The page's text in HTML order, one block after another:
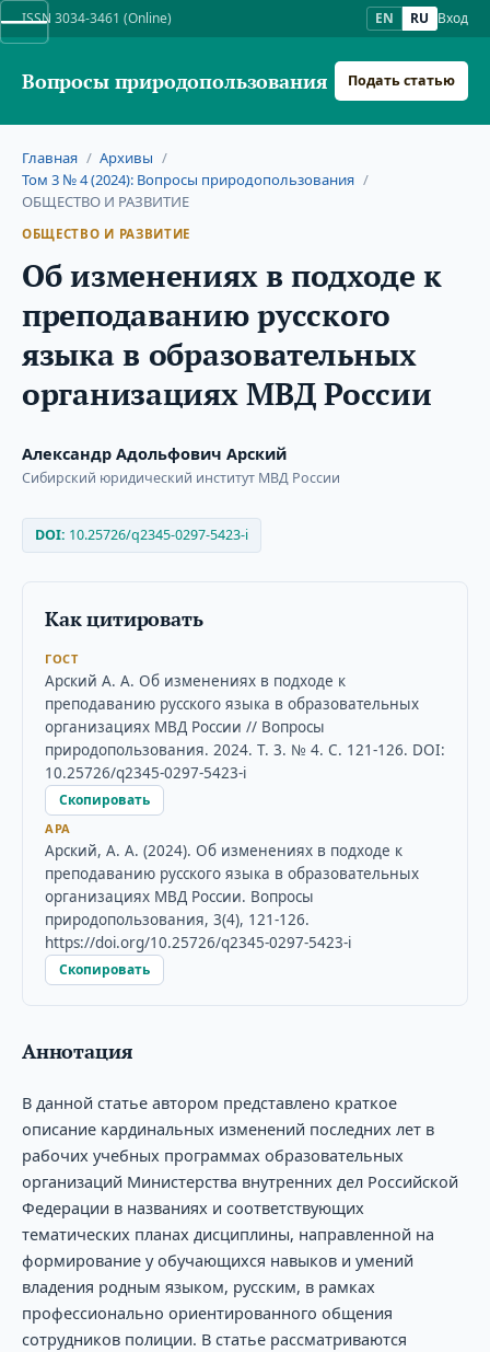
ISSN 3034-3461 (Online) EN RU Вход
Вопросы природопользования Подать статью
Главная / Архивы /
Том 3 № 4 (2024): Вопросы природопользования /
ОБЩЕСТВО И РАЗВИТИЕ
ОБЩЕСТВО И РАЗВИТИЕ
Об изменениях в подходе к
преподаванию русского
языка в образовательных
организациях МВД России
Александр Адольфович Арский
Сибирский юридический институт МВД России
DOI: 10.25726/q2345-0297-5423-i
Как цитировать
ГОСТ
Арский А. А. Об изменениях в подходе к
преподаванию русского языка в образовательных
организациях МВД России // Вопросы
природопользования. 2024. Т. 3. № 4. С. 121-126. DOI:
10.25726/q2345-0297-5423-i
Скопировать
APA
Арский, А. А. (2024). Об изменениях в подходе к
преподаванию русского языка в образовательных
организациях МВД России. Вопросы
природопользования, 3(4), 121-126.
https://doi.org/10.25726/q2345-0297-5423-i
Скопировать
Аннотация
В данной статье автором представлено краткое
описание кардинальных изменений последних лет в
рабочих учебных программах образовательных
организаций Министерства внутренних дел Российской
Федерации в названиях и соответствующих
тематических планах дисциплины, направленной на
формирование у обучающихся навыков и умений
владения родным языком, русским, в рамках
профессионально ориентированного общения
сотрудников полиции. В статье рассматриваются